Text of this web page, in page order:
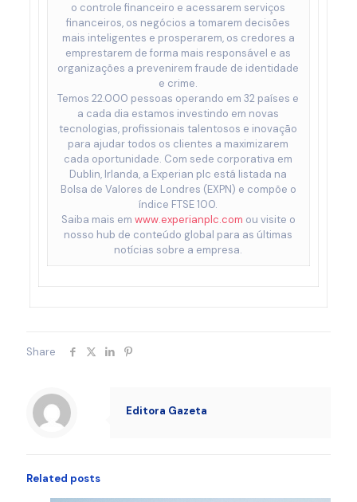
o controle financeiro e acessarem serviços
financeiros, os negócios a tomarem decisões
mais inteligentes e prosperarem, os credores a
emprestarem de forma mais responsável e as
organizações a prevenirem fraude de identidade
e crime.
Temos 22.000 pessoas operando em 32 países e
a cada dia estamos investindo em novas
tecnologias, profissionais talentosos e inovação
para ajudar todos os clientes a maximizarem
cada oportunidade. Com sede corporativa em
Dublin, Irlanda, a Experian plc está listada na
Bolsa de Valores de Londres (EXPN) e compõe o
índice FTSE 100.
Saiba mais em www.experianplc.com ou visite o
nosso hub de conteúdo global para as últimas
notícias sobre a empresa.
Share
Editora Gazeta
Related posts